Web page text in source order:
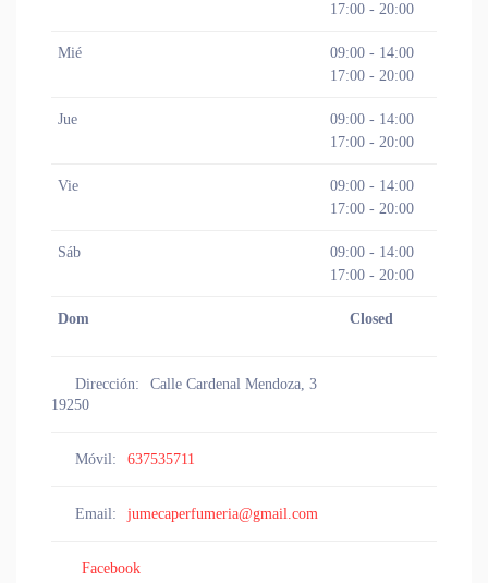
17:00 - 20:00
Mié
09:00 - 14:00
17:00 - 20:00
Jue
09:00 - 14:00
17:00 - 20:00
Vie
09:00 - 14:00
17:00 - 20:00
Sáb
09:00 - 14:00
17:00 - 20:00
Dom Closed
Dirección:
Calle Cardenal Mendoza, 3
19250
Móvil: 637535711
Email: jumecaperfumeria@gmail.com
Facebook